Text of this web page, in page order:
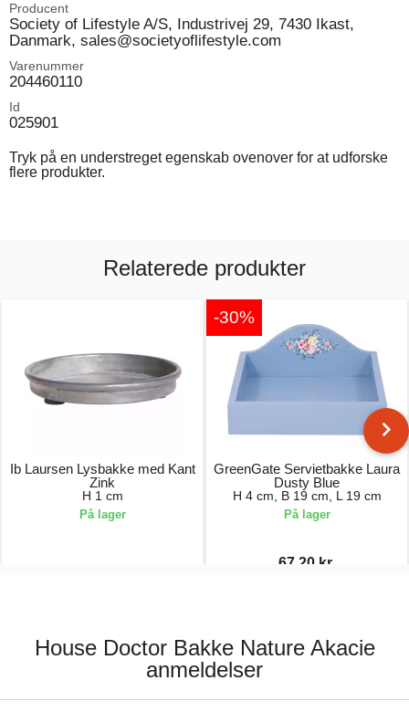
Producent
Society of Lifestyle A/S, Industrivej 29, 7430 Ikast,
Danmark, sales@societyoflifestyle.com
Varenummer
204460110
Id
025901
Tryk på en understreget egenskab ovenover for at udforske
flere produkter.
Relaterede produkter
Ib Laursen Lysbakke med Kant
Zink
H 1 cm
På lager
-30%
GreenGate Servietbakke Laura
Dusty Blue
H 4 cm, B 19 cm, L 19 cm
På lager
67,20 kr.
House Doctor Bakke Nature Akacie
anmeldelser